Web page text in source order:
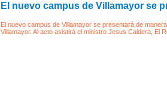
El nuevo campus de Villamayor se
El nuevo campus de Villamayor se presentará de
Villamayor. Al acto asistirá el ministro Jesus Caldera, El